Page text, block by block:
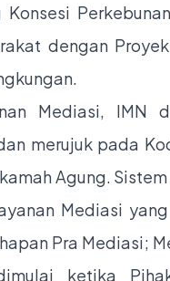
Konsesi
dengan
Mediasi, IMN
merujuk pada
Agung.
Mediasi
Pra Mediasi;
ketika